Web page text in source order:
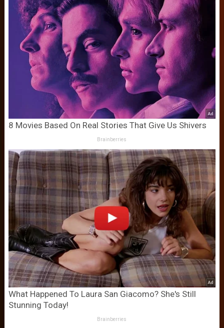
8 Movies Based On Real Stories That Give Us Shivers
Brainberries
What Happened To Laura San Giacomo? She's Still
Stunning Today!
Brainberries